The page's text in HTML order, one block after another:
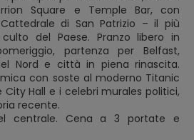
Square e Temple Bar, con
di San Patrizio – il più
del Paese. Pranzo libero in
partenza per Belfast,
Nord e città in piena rinascita.
con soste al moderno Titanic
City Hall e i celebri murales politici,
recente.
centrale. Cena a 3 portate e